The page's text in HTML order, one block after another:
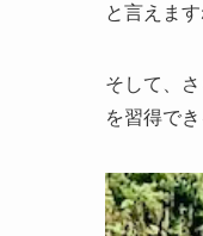
と言えます
そして、
を習得でき